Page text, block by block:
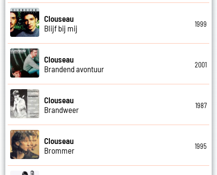
Clouseau
Blijf bij mij
1999
Clouseau
Brandend avontuur
2001
Clouseau
Brandweer
1987
Clouseau
Brommer
1995